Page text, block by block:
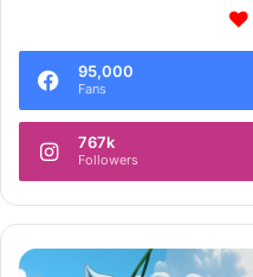
95,000
Fans
767k
Followers